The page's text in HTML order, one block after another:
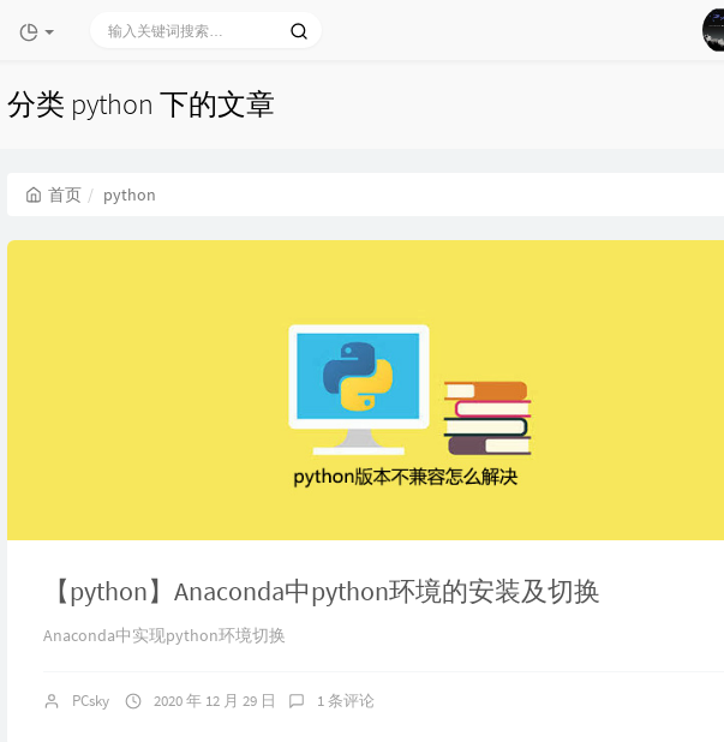
分类 python 下的文章
首页 python
【python】Anaconda中python环境的安装及切换
Anaconda中实现python环境切换
PCsky 2020 年 12 月 29 日 1 条评论